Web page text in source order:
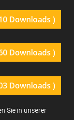
Downloads )
Downloads )
Downloads )
Sie in unserer